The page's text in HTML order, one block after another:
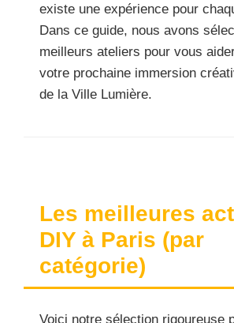
existe une expérience pour
Dans ce guide, nous avons
meilleurs ateliers pour vous
votre prochaine immersion
de la Ville Lumière.
Les meilleures
DIY à Paris (par
catégorie)
Voici notre sélection rigoureuse